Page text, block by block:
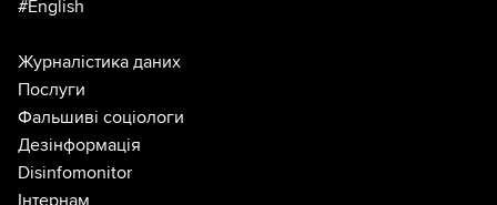
#English
Журналістика даних
Послуги
Фальшиві соціологи
Дезінформація
Disinfomonitor